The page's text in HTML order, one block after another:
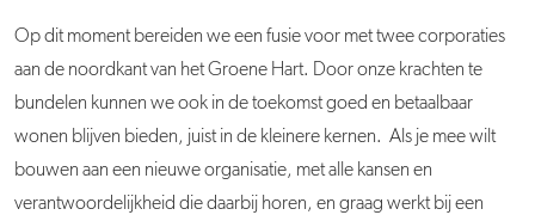
Op dit moment bereiden we een fusie voor met twee corporaties
aan de noordkant van het Groene Hart. Door onze krachten te
bundelen kunnen we ook in de toekomst goed en betaalbaar
wonen blijven bieden, juist in de kleinere kernen. Als je mee wilt
bouwen aan een nieuwe organisatie, met alle kansen en
verantwoordelijkheid die daarbij horen, en graag werkt bij een